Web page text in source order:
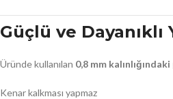
Güçlü ve Dayanıklı
Üründe kullanılan 0,8 mm
Kenar kalkması yapmaz